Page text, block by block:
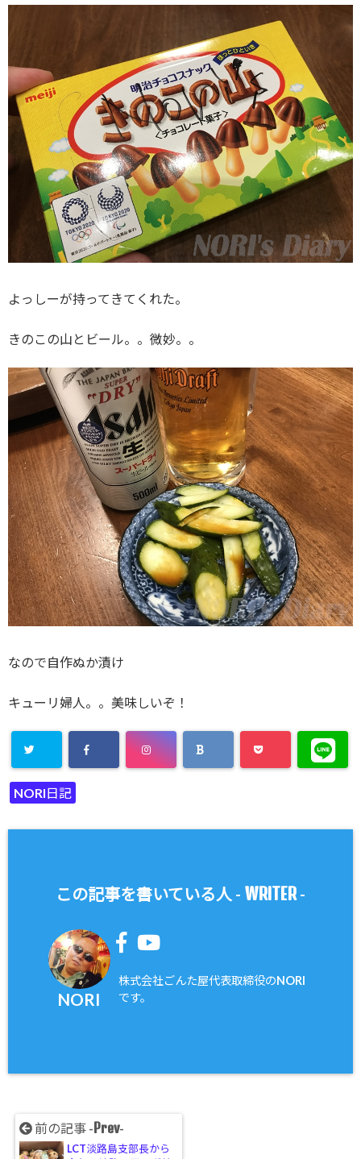
よっしーが持ってきてくれた。
きのこの山とビール。。微妙。。
なので自作ぬか漬け
キューリ婦人。。美味しいぞ！
NORI日記
この記事を書いている人 - WRITER-
NORI
株式会社ごんた屋代表取締役のNORI
です。
前の記事 - Prev-
LCT淡路島支部長から